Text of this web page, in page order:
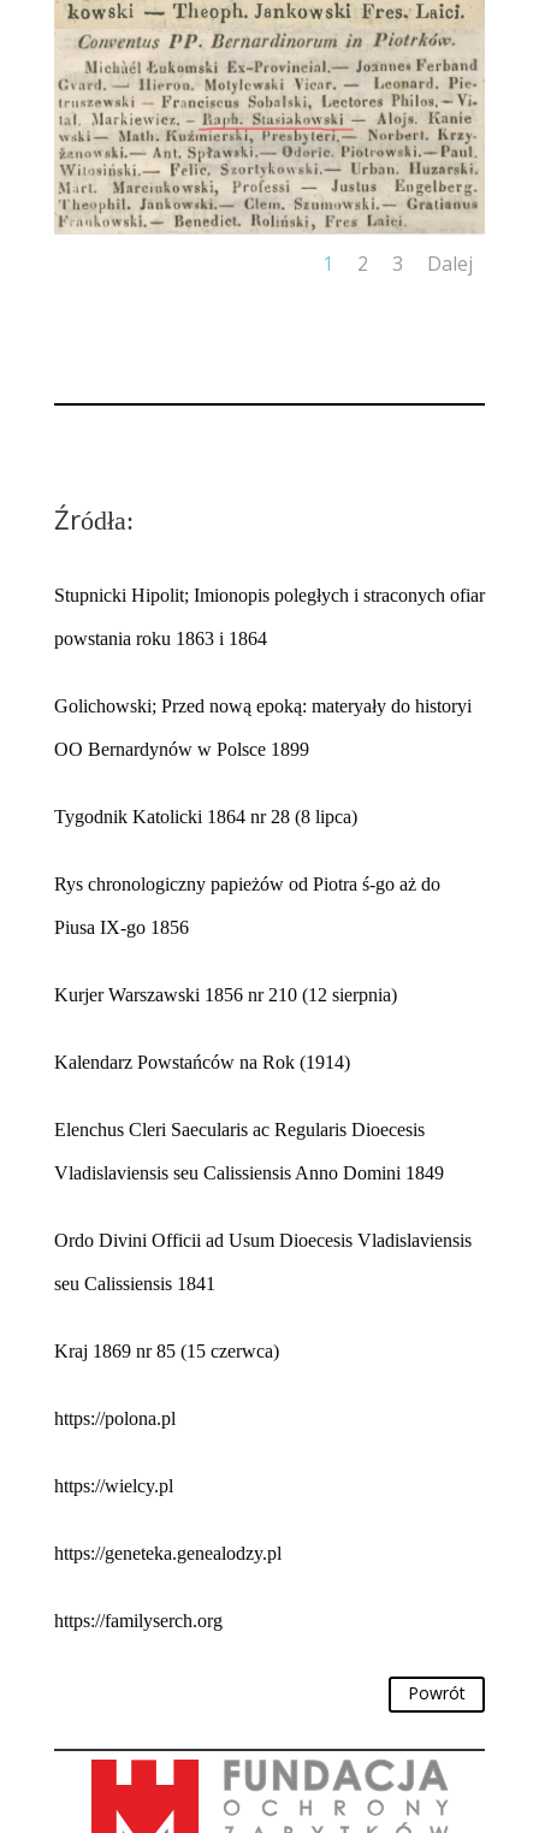
1 2 3 Dalej
Źródła:
Stupnicki Hipolit; Imionopis poległych i straconych ofiar
powstania roku 1863 i 1864
Golichowski; Przed nową epoką: materyały do historyi
OO Bernardynów w Polsce 1899
Tygodnik Katolicki 1864 nr 28 (8 lipca)
Rys chronologiczny papieżów od Piotra ś-go aż do
Piusa IX-go 1856
Kurjer Warszawski 1856 nr 210 (12 sierpnia)
Kalendarz Powstańców na Rok (1914)
Elenchus Cleri Saecularis ac Regularis Dioecesis
Vladislaviensis seu Calissiensis Anno Domini 1849
Ordo Divini Officii ad Usum Dioecesis Vladislaviensis
seu Calissiensis 1841
Kraj 1869 nr 85 (15 czerwca)
https://polona.pl
https://wielcy.pl
https://geneteka.genealodzy.pl
https://familyserch.org
Powrót